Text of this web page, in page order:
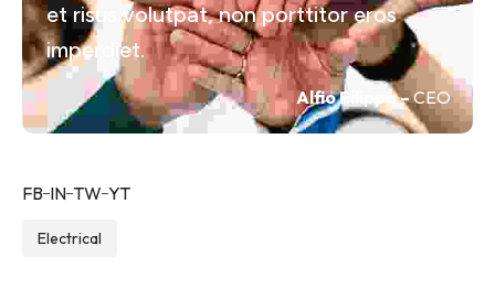
et risus volutpat, non porttitor eros
imperdiet.
Alfio Filippo –CEO
Electrical
FB IN TW YT